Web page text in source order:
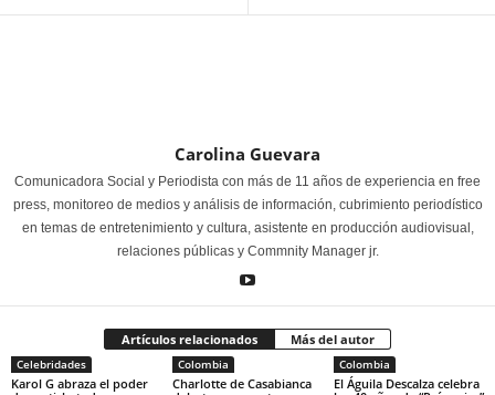
Carolina Guevara
Comunicadora Social y Periodista con más de 11 años de experiencia en free
press, monitoreo de medios y análisis de información, cubrimiento periodístico
en temas de entretenimiento y cultura, asistente en producción audiovisual,
relaciones públicas y Commnity Manager jr.
Artículos relacionados Más del autor
Celebridades
Karol G abraza el poder
Colombia
Charlotte de Casabianca
Colombia
El Águila Descalza celebra